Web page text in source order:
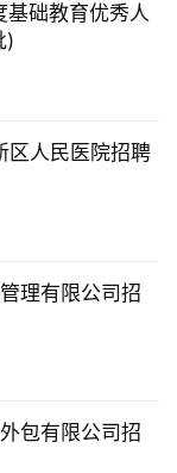
础教育优秀人
)
区人民医院招聘
理有限公司招
包有限公司招